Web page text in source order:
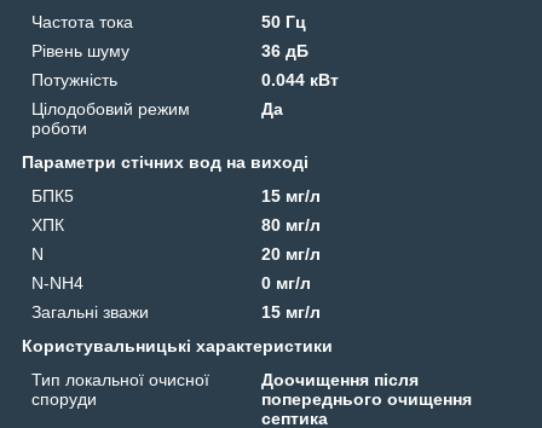
Частота тока
50 Гц
Рівень шуму
36 дБ
Потужність
0.044 кВт
Цілодобовий режим
роботи
Да
Параметри стічних вод на виході
БПК5
15 мг/л
ХПК
80 мг/л
N
20 мг/л
N-NH4
0 мг/л
Загальні зважи
15 мг/л
Користувальницькі характеристики
Тип локальної очисної
споруди
Доочищення після
попереднього очищення
септика